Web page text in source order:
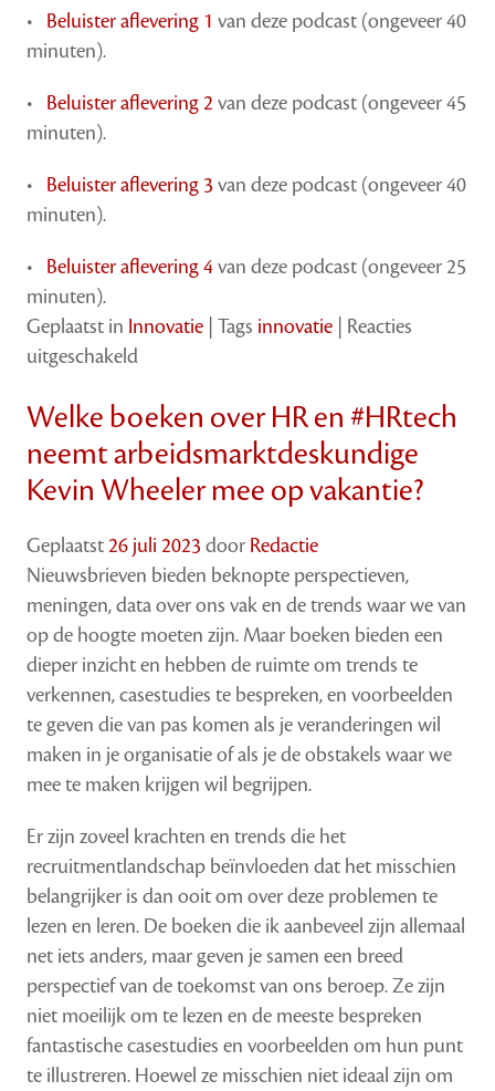
• Beluister aflevering 1 van deze podcast (ongeveer 40
minuten).
• Beluister aflevering 2 van deze podcast (ongeveer 45
minuten).
• Beluister aflevering 3 van deze podcast (ongeveer 40
minuten).
• Beluister aflevering 4van deze podcast (ongeveer 25
minuten).
Geplaatst in Innovatie Tags innovatie Reacties
uitgeschakeldvoor
podcasts:
Let’s
about
recruitment
Welke boeken over HR en #HRtech
neemt arbeidsmarktdeskundige
Kevin Wheeler mee op vakantie?
Geplaatst 26 juli 2023 door Redactie
Nieuwsbrieven bieden beknopte perspectieven,
meningen, data over ons vak en de trends waar we van
op de hoogte moeten zijn. Maar boeken bieden een
dieper inzicht en hebben de ruimte om trends te
verkennen, casestudies te bespreken, en voorbeelden
te geven die van pas komen als je veranderingen wil
maken in je organisatie of als je de obstakels waar we
mee te maken krijgen wil begrijpen.
Er zijn zoveel krachten en trends die het
recruitmentlandschap beïnvloeden dat het misschien
belangrijker is dan ooit om over deze problemen te
lezen en leren. De boeken die ik aanbeveel zijn allemaal
net iets anders, maar geven je samen een breed
perspectief van de toekomst van ons beroep. Ze zijn
niet moeilijk om te lezen en de meeste bespreken
fantastische casestudies en voorbeelden om hun punt
te illustreren. Hoewel ze misschien niet ideaal zijn om